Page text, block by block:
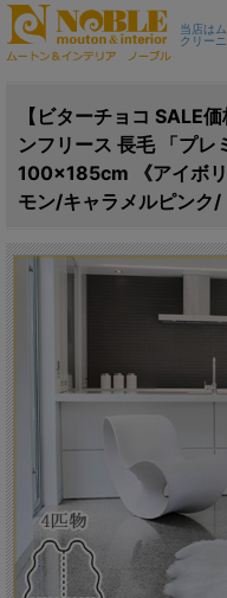
当店は
クリー
【ビターチョコ SALE
ンフリース 長毛 「プ
100×185cm 《アイボ
モン/キャラメルピンク/